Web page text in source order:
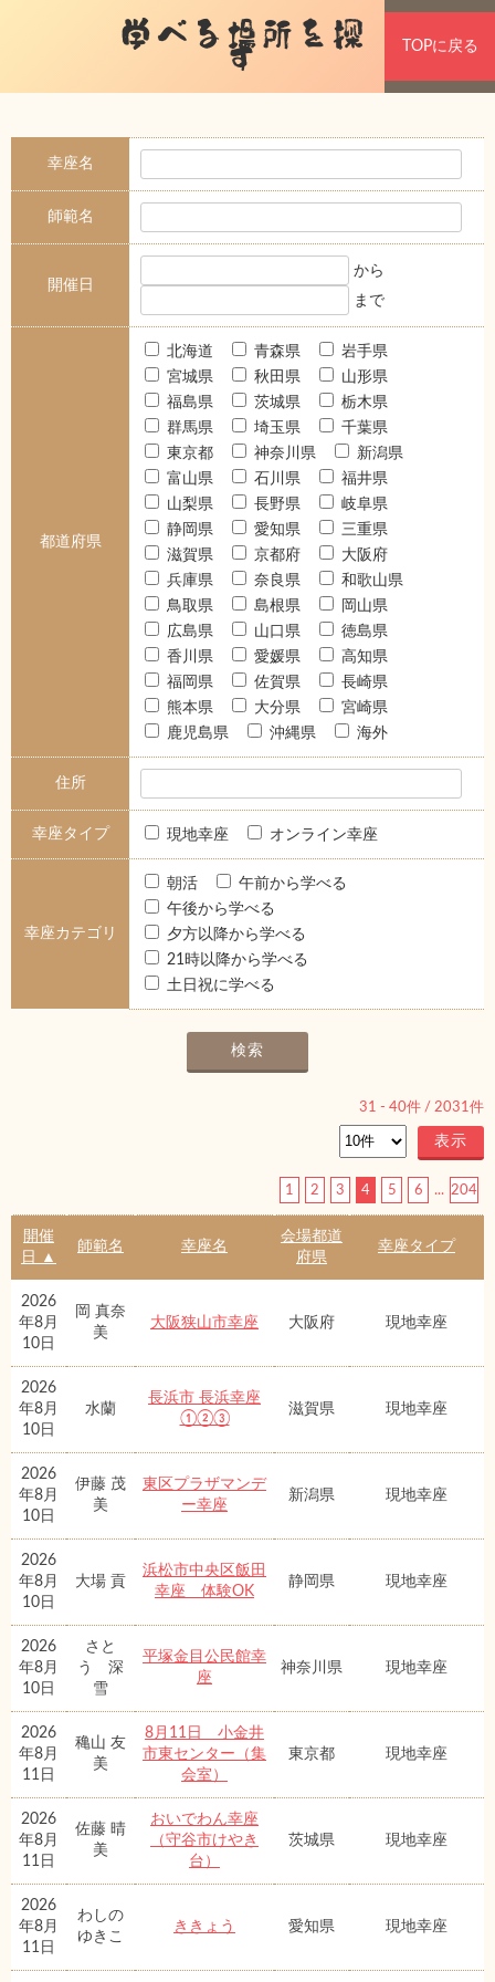
学べる場所を探
す TOPに戻る
幸座名
師範名
開催日
から
まで
都道府県
北海道 青森県
岩手県
宮城県
秋田県
山形県
福島県
茨城県
栃木県
群馬県
埼玉県
千葉県
東京都
神奈川県
新潟県
富山県
石川県
福井県
山梨県
長野県
岐阜県
静岡県
愛知県
三重県
滋賀県
京都府
大阪府
兵庫県
奈良県
和歌山県
鳥取県
島根県
岡山県
広島県
山口県
徳島県
香川県
愛媛県
高知県
福岡県
佐賀県
長崎県
熊本県
大分県
宮崎県
鹿児島県
沖縄県 海外
住所
幸座タイプ 現地幸座 オンライン幸座
幸座カテゴリ
朝活
午前から学べる
午後から学べる
夕方以降から学べる
21時以降から学べる
土日祝に学べる
31 - 40件 / 2031件
1 2 3 4 5 6 ... 204
開催
日 ▲
師範名 幸座名
会場都道
府県
幸座タイプ
2026
年8月
10日
岡 真奈
美
大阪狭山市幸座 大阪府 現地幸座
2026
年8月
10日
水蘭
長浜市 長浜幸座
①②③
滋賀県 現地幸座
2026
年8月
10日
伊藤 茂
美
東区プラザマンデ
ー幸座
新潟県 現地幸座
2026
年8月
10日
大場 貢
浜松市中央区飯田
幸座 体験OK
静岡県 現地幸座
2026
年8月
10日
さと
う 深
雪
平塚金目公民館幸
座
神奈川県 現地幸座
2026
年8月
11日
穐山 友
美
8月11日 小金井
市東センター（集
会室）
東京都 現地幸座
2026
年8月
11日
佐藤 晴
美
おいでわん幸座
（守谷市けやき
台）
茨城県 現地幸座
2026
年8月
11日
わしの
ゆきこ
ききょう 愛知県 現地幸座